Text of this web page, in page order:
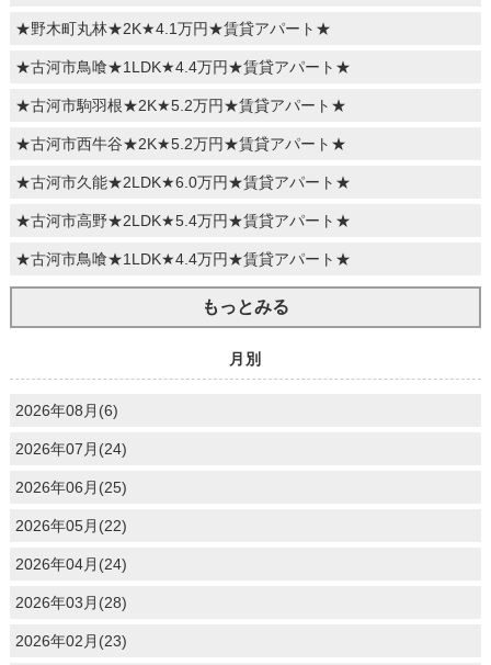
★野木町丸林★2K★4.1万円★賃貸アパート★
★古河市鳥喰★1LDK★4.4万円★賃貸アパート★
★古河市駒羽根★2K★5.2万円★賃貸アパート★
★古河市西牛谷★2K★5.2万円★賃貸アパート★
★古河市久能★2LDK★6.0万円★賃貸アパート★
★古河市高野★2LDK★5.4万円★賃貸アパート★
★古河市鳥喰★1LDK★4.4万円★賃貸アパート★
もっとみる
月別
2026年08月(6)
2026年07月(24)
2026年06月(25)
2026年05月(22)
2026年04月(24)
2026年03月(28)
2026年02月(23)